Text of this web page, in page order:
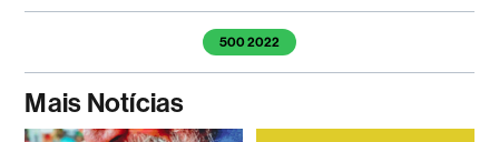
500 2022
Mais Notícias